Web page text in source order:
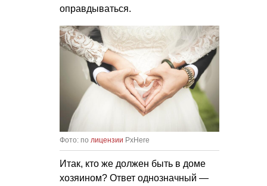
оправдываться.
Фото: по лицензии PxHere
Итак, кто же должен быть в доме
хозяином? Ответ однозначный —